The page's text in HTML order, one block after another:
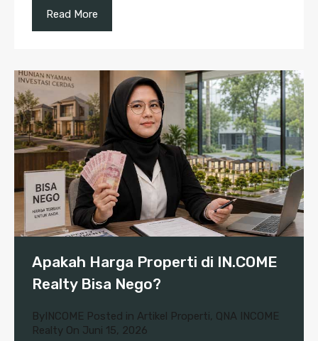
Read More
Apakah Harga Properti di IN.COME
Realty Bisa Nego?
ByINCOME Posted in Artikel Properti, QNA INCOME
Realty On Juni 15, 2026